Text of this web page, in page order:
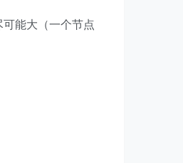
能大（一个节点